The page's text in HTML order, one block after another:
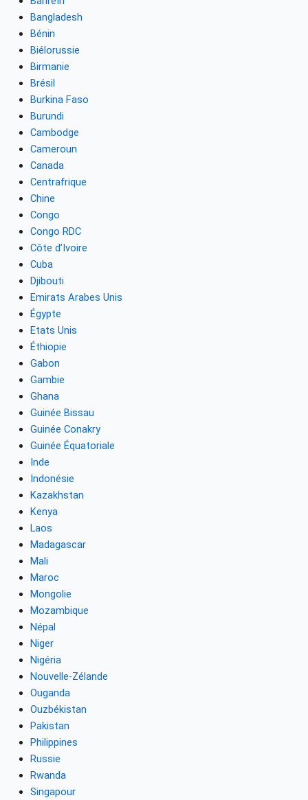
Bangladesh
Bénin
Biélorussie
Birmanie
Brésil
Burkina Faso
Burundi
Cambodge
Cameroun
Canada
Centrafrique
Chine
Congo
Congo RDC
Côte d’Ivoire
Cuba
Djibouti
Emirats Arabes Unis
Égypte
Etats Unis
Éthiopie
Gabon
Gambie
Ghana
Guinée Bissau
Guinée Conakry
Guinée Équatoriale
Inde
Indonésie
Kazakhstan
Kenya
Laos
Madagascar
Mali
Maroc
Mongolie
Mozambique
Népal
Niger
Nigéria
Nouvelle-Zélande
Ouganda
Ouzbékistan
Pakistan
Philippines
Russie
Rwanda
Singapour